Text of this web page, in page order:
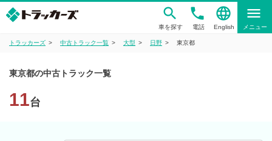
車を探す
phone
電話
language
English
menu
メニュー
トラッカーズ 中古トラック一覧 大型 日野 東京都
東京都の中古トラック一覧
11台